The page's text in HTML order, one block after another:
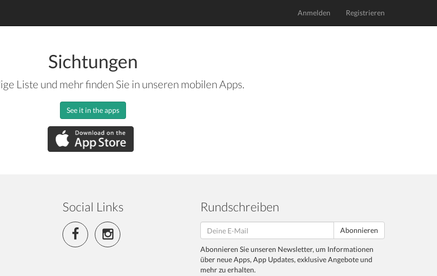
Anmelden Registrieren
Sichtungen
Liste und mehr finden Sie in unseren mobilen Apps.
See it in the apps
Social Links Rundschreiben
Abonnieren
Abonnieren Sie unseren Newsletter, um Informationen
über neue Apps, App Updates, exklusive Angebote und
mehr zu erhalten.